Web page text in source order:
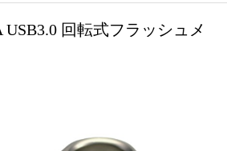
USB3.0 回転式フラッシュメ